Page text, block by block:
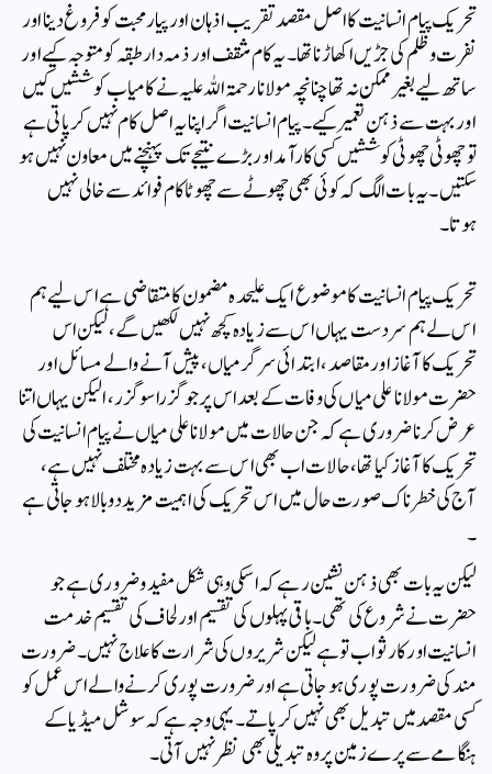
تحریک پیام انسانیت کا اصل مقصد تقریب اذہان اور پیار محبت کو فروغ دینا اور
نفرت و ظلم کی جڑیں اکھاڑنا تھا۔ یہ کام مثقف اور ذمہ دار طبقہ کو متوجہ کیے اور
ساتھ لیے بغیر ممکن نہ تھا چنانچہ مولانا رحمۃ اللہ علیہ نے کامیاب کوششیں کیں
اور بہت سے ذہن تعمیر کیے۔ پیام انسانیت اگر اپنا یہ اصل کام نہیں کر پاتی ہے
تو چھوٹی چھوٹی کوششیں کسی کارآمد اور بڑے نتیجے تک پہنچنے میں معاون نہیں ہو
سکتیں۔ یہ بات الگ کہ کوئی بھی چھوٹے سے چھوٹا کام فوائد سے خالی نہیں
ہوتا۔
تحریک پیام انسانیت کا موضوع ایک علیحدہ مضمون کا متقاضی ہے اس لیے ہم
اس لے ہم سردست یہاں اس سے زیادہ کچھ نہیں لکھیں گے، لیکن اس
تحریک کا آغاز اور مقاصد ، ابتدائی سرگرمیاں، پیش آنے والے مسائل اور
حضرت مولانا علی میاں کی وفات کے بعد اس پر جو گزرا سو گزر،ا لیکن یہاں اتنا
عرض کرنا ضروری ہے کہ جن حالات میں مولانا علی میاں نے پیام انسانیت کی
تحریک کا آغاز کیا تھا، حالات اب بھی اس سے بہت زیادہ مختلف نہیں ہے ،
آج کی خطرناک صورت حال میں اس تحریک کی اہمیت مزید دوبالا ہو جاتی ہے
۔
لیکن یہ بات بھی ذہن نشین رہے کہ اسکی وہی شکل مفید و ضروری ہے جو
حضرت نے شروع کی تھی۔ باقی پہلوں کی تقسیم اور لحاف کی تقسیم خدمت
انسانیت اور کار ثواب تو ہے لیکن شریروں کی شرارت کا علاج نہیں ۔ ضرورت
مند کی ضرورت پوری ہو جاتی ہے اور ضرورت پوری کرنے والے اس عمل کو
کسی مقصد میں تبدیل بھی نہیں کر پاتے ۔ یہی وجہ ہے کہ سوشل میڈیا کے
ہنگامے سے پرے زمین پر وہ تبدیلی بھی نظر نہیں آتی۔